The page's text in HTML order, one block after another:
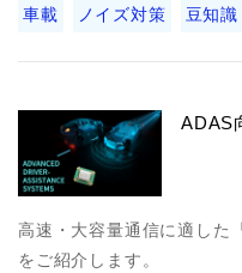
車載 ノイズ対策 豆知識
ADAS
高速・大容量通信に適した
をご紹介します。